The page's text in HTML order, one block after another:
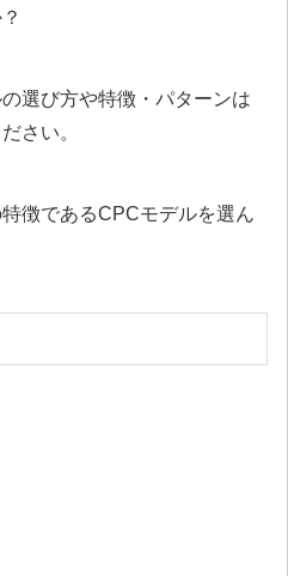
選び方や特徴・パターンは
さい。
徴であるCPCモデルを選ん